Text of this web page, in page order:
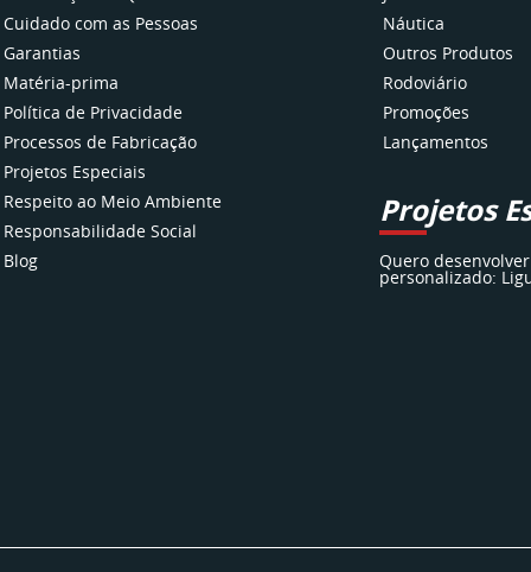
Cuidado com as Pessoas
Garantias
Matéria-prima
Política de Privacidade
Processos de Fabricação
Projetos Especiais
Respeito ao Meio Ambiente
Responsabilidade Social
Blog
Náutica
Outros Produtos
Rodoviário
Promoções
Lançamentos
Projetos
Quero
personalizado: